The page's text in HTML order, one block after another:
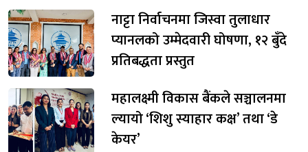
नाट्टा निर्वाचनमा जिस्वा तुलाधार
प्यानलको उम्मेदवारी घोषणा, १२ बुँदे
प्रतिबद्धता प्रस्तुत
महालक्ष्मी विकास बैंकले सञ्चालनमा
ल्यायो ‘शिशु स्याहार कक्ष’ तथा ‘डे
केयर’